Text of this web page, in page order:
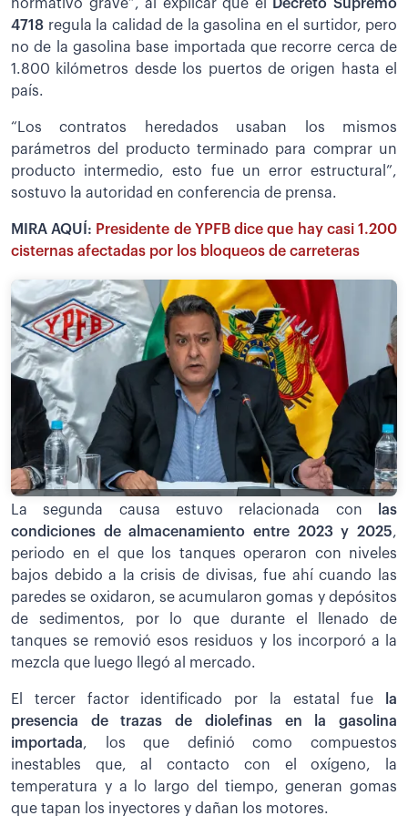
normativo grave”, al explicar que el
Decreto Supremo
4718 regula la calidad de la gasolina en el surtidor, pero
no de la gasolina base importada que recorre cerca de
1.800 kilómetros desde los puertos de origen hasta el
país.
“Los contratos heredados usaban los mismos
parámetros del producto terminado para comprar un
producto intermedio, esto fue un error estructural”,
sostuvo la autoridad en conferencia de prensa.
MIRA AQUÍ: Presidente de YPFB dice que hay casi 1.200
cisternas afectadas por los bloqueos de carreteras
La segunda causa estuvo relacionada con
las
condiciones de almacenamiento entre 2023 y 2025,
periodo en el que los tanques operaron con niveles
bajos debido a la crisis de divisas, fue ahí cuando las
paredes se oxidaron, se acumularon gomas y depósitos
de sedimentos, por lo que durante el llenado de
tanques se removió esos residuos y los incorporó a la
mezcla que luego llegó al mercado.
El tercer factor identificado por la estatal fue
la
presencia de trazas de diolefinas en la gasolina
importada, los que definió como compuestos
inestables que, al contacto con el oxígeno, la
temperatura y a lo largo del tiempo, generan gomas
que tapan los inyectores y dañan los motores.